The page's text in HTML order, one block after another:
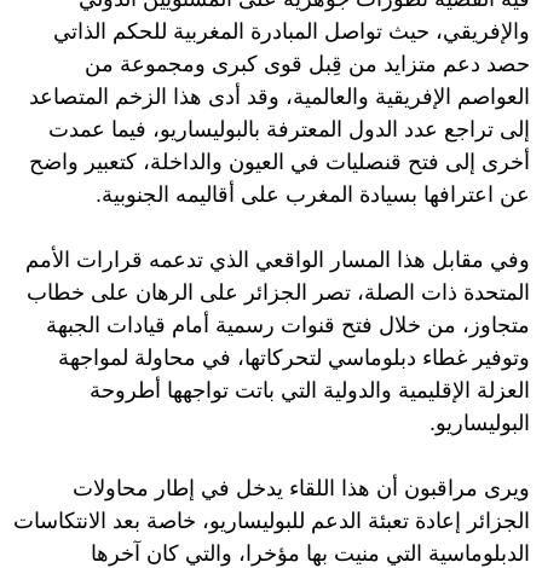
والإفريقي، حيث تواصل المبادرة المغربية للحكم الذاتي
حصد دعم متزايد من قِبل قوى كبرى ومجموعة من
العواصم الإفريقية والعالمية، وقد أدى هذا الزخم المتصاعد
إلى تراجع عدد الدول المعترفة بالبوليساريو، فيما عمدت
أخرى إلى فتح قنصليات في العيون والداخلة، كتعبير واضح
عن اعترافها بسيادة المغرب على أقاليمه الجنوبية.
وفي مقابل هذا المسار الواقعي الذي تدعمه قرارات الأمم
المتحدة ذات الصلة، تصر الجزائر على الرهان على خطاب
متجاوز، من خلال فتح قنوات رسمية أمام قيادات الجبهة
وتوفير غطاء دبلوماسي لتحركاتها، في محاولة لمواجهة
العزلة الإقليمية والدولية التي باتت تواجهها أطروحة
البوليساريو.
ويرى مراقبون أن هذا اللقاء يدخل في إطار محاولات
الجزائر إعادة تعبئة الدعم للبوليساريو، خاصة بعد الانتكاسات
الدبلوماسية التي منيت بها مؤخرا، والتي كان آخرها